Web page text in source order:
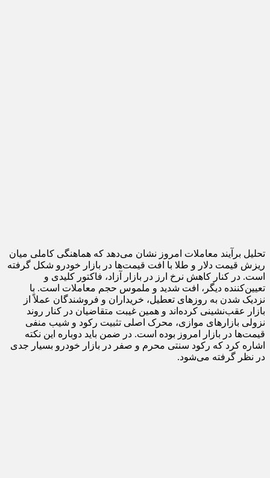
تحلیل برآیند معاملات امروز نشان می‌دهد که هماهنگی کاملی میان
ریزش قیمت دلار و طلا با افت قیمت‌ها در بازار خودرو شکل گرفته
است. در کنار کاهش نرخ ارز در بازار آزاد، فاکتور کلیدی و
تعیین‌کننده دیگر، افت شدید و ملموس حجم معاملات است. با
نزدیک شدن به روزهای تعطیل، خریداران و فروشندگان عملاً از
بازار عقب‌نشینی کرده‌اند و همین غیبت متقاضیان در کنار روند
نزولی بازارهای موازی، محرک اصلی تثبیت رکود و شیب منفی
قیمت‌ها در بازار امروز بوده است. در ضمن باید دوباره این نکته
اشاره کرد که رکود سنتی محرم و صفر در بازار خودرو بسیار جدی
در نظر گرفته می‌شود.